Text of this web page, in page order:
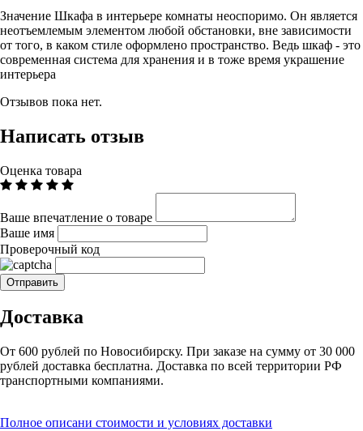
Значение Шкафа в интерьере комнаты неоспоримо. Он является
неотъемлемым элементом любой обстановки, вне зависимости
от того, в каком стиле оформлено пространство. Ведь шкаф - это
современная система для хранения и в тоже время украшение
интерьера
Отзывов пока нет.
Написать отзыв
Оценка товара
Ваше впечатление о товаре
Ваше имя
Проверочный код
Доставка
От 600 рублей по Новосибирску. При заказе на сумму от 30 000
рублей доставка бесплатна. Доставка по всей территории РФ
транспортными компаниями.
Полное описани стоимости и условиях доставки